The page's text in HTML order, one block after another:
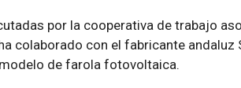
por la cooperativa de trabajo
colaborado con el fabricante andaluz
de farola fotovoltaica.